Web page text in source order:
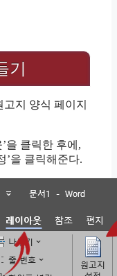
기
지 양식 페이지
을 클릭한 후에,
’을 클릭해준다.